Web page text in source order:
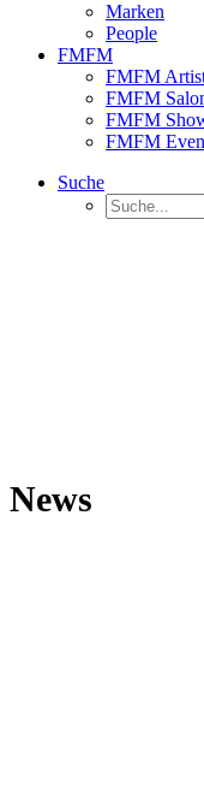
Marken
People
FMFM
FMFM
FMFM
FMFM
FMFM
Suche
News